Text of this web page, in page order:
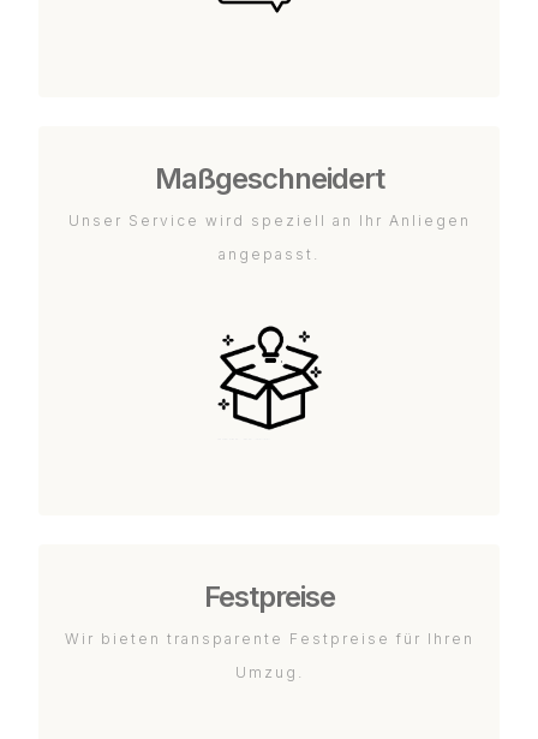
Maßgeschneidert
Unser Service wird speziell an Ihr Anliegen
angepasst.
Festpreise
Wir bieten transparente Festpreise für Ihren
Umzug.